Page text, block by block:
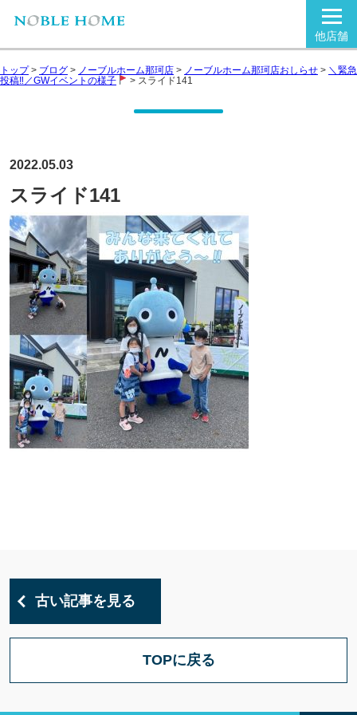
他店舗
トップ> ブログ > ノーブルホーム那珂店 > ノーブルホーム那珂店おしらせ > ＼緊急
投稿‼／GWイベントの様子
> スライド141
2022.05.03
スライド141
古い記事を見る
TOPに戻る